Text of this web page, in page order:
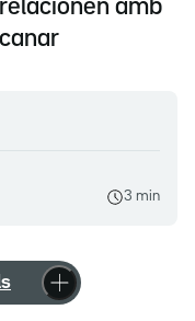
amb
3 min